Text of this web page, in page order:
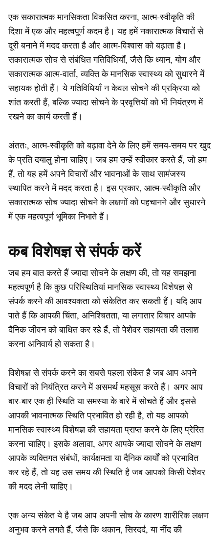
एक सकारात्मक मानसिकता विकसित करना, आत्म-स्वीकृति की
दिशा में एक और महत्वपूर्ण कदम है। यह हमें नकारात्मक विचारों से
दूरी बनाने में मदद करता है और आत्म-विश्वास को बढ़ाता है।
सकारात्मक सोच से संबंधित गतिविधियाँ, जैसे कि ध्यान, योग और
सकारात्मक आत्म-वार्ता, व्यक्ति के मानसिक स्वास्थ्य को सुधारने में
सहायक होती हैं। ये गतिविधियाँ न केवल सोचने की प्रक्रिया को
शांत करती हैं, बल्कि ज्यादा सोचने के प्रवृत्तियों को भी नियंत्रण में
रखने का कार्य करती हैं।
अंततः, आत्म-स्वीकृति को बढ़ावा देने के लिए हमें समय-समय पर खुद
के प्रति दयालु होना चाहिए। जब हम उन्हें स्वीकार करते हैं, जो हम
हैं, तो यह हमें अपने विचारों और भावनाओं के साथ सामंजस्य
स्थापित करने में मदद करता है। इस प्रकार, आत्म-स्वीकृति और
सकारात्मक सोच ज्यादा सोचने के लक्षणों को पहचानने और सुधारने
में एक महत्वपूर्ण भूमिका निभाते हैं।
कब विशेषज्ञ से संपर्क करें
जब हम बात करते हैं ज्यादा सोचने के लक्षण की, तो यह समझना
महत्वपूर्ण है कि कुछ परिस्थितियां मानसिक स्वास्थ्य विशेषज्ञ से
संपर्क करने की आवश्यकता को संकेतित कर सकती हैं। यदि आप
पाते हैं कि आपकी चिंता, अनिश्चितता, या लगातार विचार आपके
दैनिक जीवन को बाधित कर रहे हैं, तो पेशेवर सहायता की तलाश
करना अनिवार्य हो सकता है।
विशेषज्ञ से संपर्क करने का सबसे पहला संकेत है जब आप अपने
विचारों को नियंत्रित करने में असमर्थ महसूस करते हैं। अगर आप
बार-बार एक ही स्थिति या समस्या के बारे में सोचते हैं और इससे
आपकी भावनात्मक स्थिति प्रभावित हो रही है, तो यह आपको
मानसिक स्वास्थ्य विशेषज्ञ की सहायता प्राप्त करने के लिए प्रेरित
करना चाहिए। इसके अलावा, अगर आपके ज्यादा सोचने के लक्षण
आपके व्यक्तिगत संबंधों, कार्यक्षमता या दैनिक कार्यों को प्रभावित
कर रहे हैं, तो यह उस समय की स्थिति है जब आपको किसी पेशेवर
की मदद लेनी चाहिए।
एक अन्य संकेत ये है जब आप अपनी सोच के कारण शारीरिक लक्षण
अनुभव करने लगते हैं, जैसे कि थकान, सिरदर्द, या नींद की